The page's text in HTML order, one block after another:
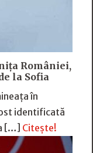
României,
la Sofia
în
identificată
[…] Citește!